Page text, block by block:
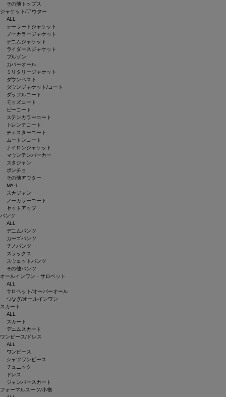
その他トップス
ジャケット/アウター
ALL
テーラードジャケット
ノーカラージャケット
デニムジャケット
ライダースジャケット
ブルゾン
カバーオール
ミリタリージャケット
ダウンベスト
ダウンジャケット/コート
ダッフルコート
モッズコート
ピーコート
ステンカラーコート
トレンチコート
チェスターコート
ムートンコート
ナイロンジャケット
マウンテンパーカー
スタジャン
ポンチョ
その他アウター
MA-1
スカジャン
ノーカラーコート
セットアップ
パンツ
ALL
デニムパンツ
カーゴパンツ
チノパンツ
スラックス
スウェットパンツ
その他パンツ
オールインワン・サロペット
ALL
サロペット/オーバーオール
つなぎ/オールインワン
スカート
ALL
スカート
デニムスカート
ワンピース/ドレス
ALL
ワンピース
シャツワンピース
チュニック
ドレス
ジャンパースカート
フォーマルスーツ/小物